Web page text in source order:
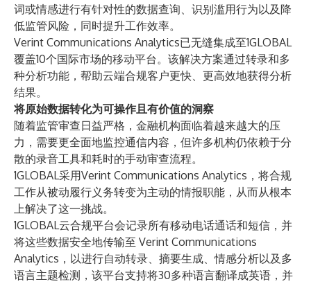
词或情感进行有针对性的数据查询、识别滥用行为以及降
低监管风险，同时提升工作效率。
Verint Communications Analytics已无缝集成至1GLOBAL
覆盖10个国际市场的移动平台。该解决方案通过转录和多
种分析功能，帮助云端合规客户更快、更高效地获得分析
结果。
将原始数据转化为可操作且有价值的洞察
随着监管审查日益严格，金融机构面临着越来越大的压
力，需要更全面地监控通信内容，但许多机构仍依赖于分
散的录音工具和耗时的手动审查流程。
1GLOBAL采用Verint Communications Analytics，将合规
工作从被动履行义务转变为主动的情报职能，从而从根本
上解决了这一挑战。
1GLOBAL云合规平台会记录所有移动电话通话和短信，并
将这些数据安全地传输至 Verint Communications
Analytics，以进行自动转录、摘要生成、情感分析以及多
语言主题检测，该平台支持将30多种语言翻译成英语，并